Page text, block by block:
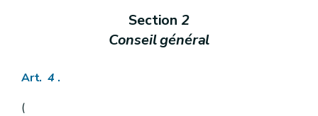
Art. 130/1
Centres de service social
Chapitre Ier
Agrément
Section 2
Conseil général
Art. 4 .
(